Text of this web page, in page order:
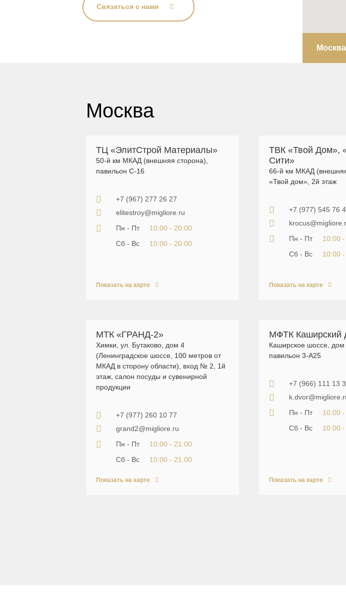
Связаться с нами
Москва
Москва
ТЦ «ЭлитСтрой Материалы»
50-й км МКАД (внешняя сторона),
павильон C-16
+7 (967) 277 26 27
elitestroy@migliore.ru
Пн - Пт
10:00 - 20:00
Сб - Вс
10:00 - 20:00
Показать на карте
ТВК «Твой Дом»,
Сити»
66-й км МКАД
«Твой дом», 2й этаж
+7 (977) 545 76
Пн - Пт
10:00
Сб - Вс
10:00
Показать на карте
МТК «ГРАНД-2»
Химки, ул. Бутаково, дом 4
(Ленинградское шоссе, 100 метров от
МКАД в сторону области), вход № 2, 1й
этаж, салон посуды и сувенирной
продукции
+7 (977) 260 10 77
grand2@migliore.ru
Пн - Пт
10:00 - 21:00
Сб - Вс
10:00 - 21:00
Показать на карте
МФТК Каширский
Каширское шоссе, дом
павильон 3-А25
+7 (966) 111 13
Пн - Пт
10:00
Сб - Вс
10:00
Показать на карте